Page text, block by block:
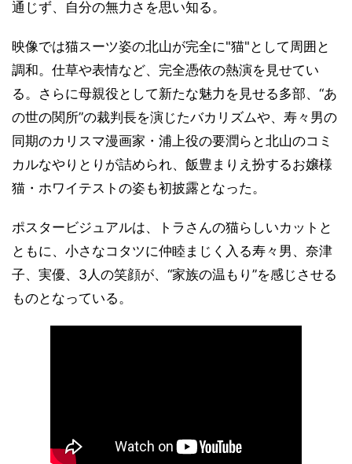
通じず、自分の無力さを思い知る。
映像では猫スーツ姿の北山が完全に"猫"として周囲と
調和。仕草や表情など、完全憑依の熱演を見せてい
る。さらに母親役として新たな魅力を見せる多部、“あ
の世の関所”の裁判長を演じたバカリズムや、寿々男の
同期のカリスマ漫画家・浦上役の要潤らと北山のコミ
カルなやりとりが詰められ、飯豊まりえ扮するお嬢様
猫・ホワイテストの姿も初披露となった。
ポスタービジュアルは、トラさんの猫らしいカットと
ともに、小さなコタツに仲睦まじく入る寿々男、奈津
子、実優、3人の笑顔が、“家族の温もり”を感じさせる
ものとなっている。